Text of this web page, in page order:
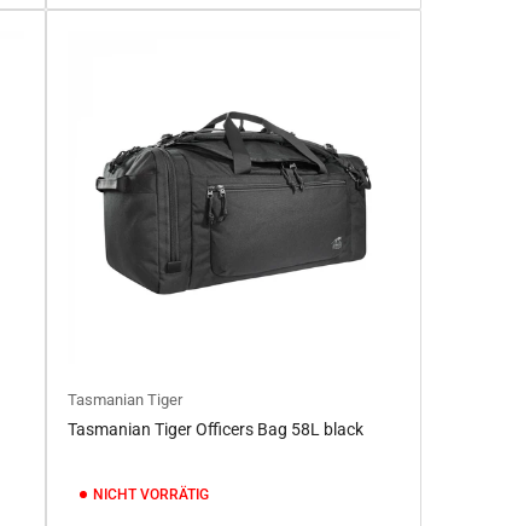
Tasmanian Tiger
Tasmanian Tiger Officers Bag 58L black
NICHT VORRÄTIG